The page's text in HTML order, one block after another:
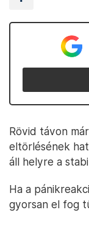
Rövid távon
eltörlésének
áll helyre a
Ha a
gyorsan el fog